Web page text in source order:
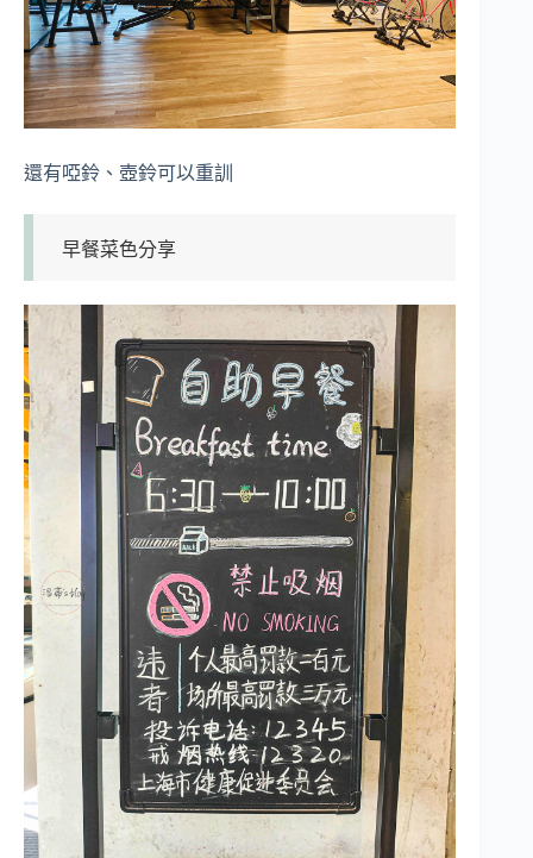
還有啞鈴、壺鈴可以重訓
早餐菜色分享